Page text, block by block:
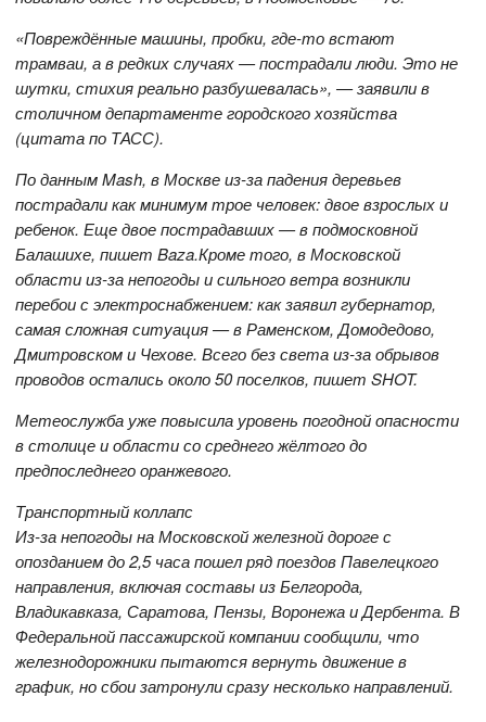
«Повреждённые машины, пробки, где-то встают
трамваи, а в редких случаях — пострадали люди. Это не
шутки, стихия реально разбушевалась», — заявили в
столичном департаменте городского хозяйства
(цитата по ТАСС).
По данным Mash, в Москве из-за падения деревьев
пострадали как минимум трое человек: двое взрослых и
ребенок. Еще двое пострадавших — в подмосковной
Балашихе, пишет Baza.Кроме того, в Московской
области из-за непогоды и сильного ветра возникли
перебои с электроснабжением: как заявил губернатор,
самая сложная ситуация — в Раменском, Домодедово,
Дмитровском и Чехове. Всего без света из-за обрывов
проводов остались около 50 поселков, пишет SHOT.
Метеослужба уже повысила уровень погодной опасности
в столице и области со среднего жёлтого до
предпоследнего оранжевого.
Транспортный коллапс
Из-за непогоды на Московской железной дороге с
опозданием до 2,5 часа пошел ряд поездов Павелецкого
направления, включая составы из Белгорода,
Владикавказа, Саратова, Пензы, Воронежа и Дербента. В
Федеральной пассажирской компании сообщили, что
железнодорожники пытаются вернуть движение в
график, но сбои затронули сразу несколько направлений.